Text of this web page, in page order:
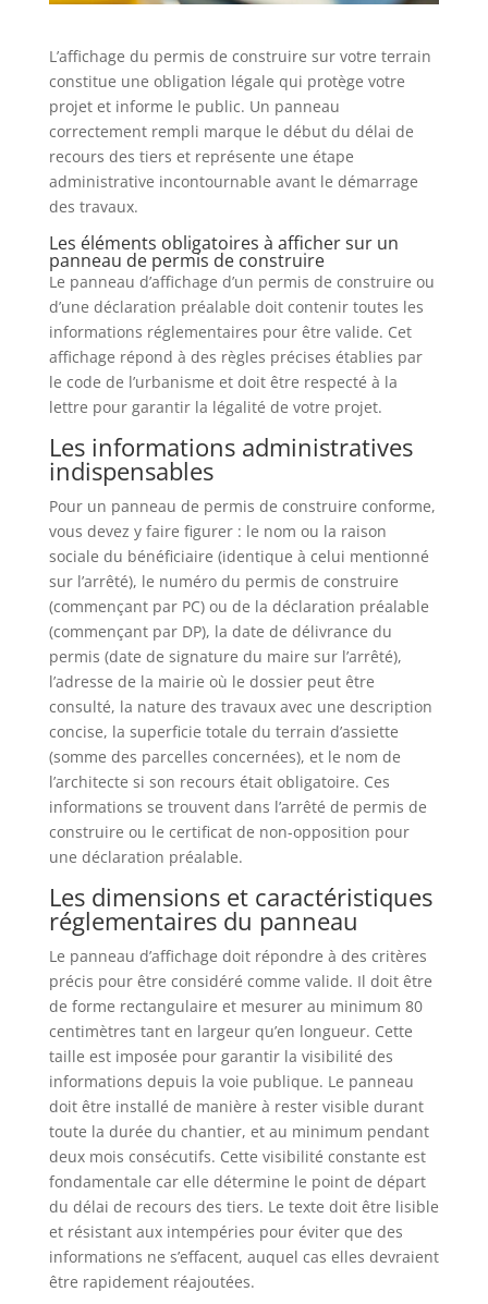
L’affichage du permis de construire sur votre terrain
constitue une obligation légale qui protège votre
projet et informe le public. Un panneau
correctement rempli marque le début du délai de
recours des tiers et représente une étape
administrative incontournable avant le démarrage
des travaux.
Les éléments obligatoires à afficher sur un
panneau de permis de construire
Le panneau d’affichage d’un permis de construire ou
d’une déclaration préalable doit contenir toutes les
informations réglementaires pour être valide. Cet
affichage répond à des règles précises établies par
le code de l’urbanisme et doit être respecté à la
lettre pour garantir la légalité de votre projet.
Les informations administratives
indispensables
Pour un panneau de permis de construire conforme,
vous devez y faire figurer : le nom ou la raison
sociale du bénéficiaire (identique à celui mentionné
sur l’arrêté), le numéro du permis de construire
(commençant par PC) ou de la déclaration préalable
(commençant par DP), la date de délivrance du
permis (date de signature du maire sur l’arrêté),
l’adresse de la mairie où le dossier peut être
consulté, la nature des travaux avec une description
concise, la superficie totale du terrain d’assiette
(somme des parcelles concernées), et le nom de
l’architecte si son recours était obligatoire. Ces
informations se trouvent dans l’arrêté de permis de
construire ou le certificat de non-opposition pour
une déclaration préalable.
Les dimensions et caractéristiques
réglementaires du panneau
Le panneau d’affichage doit répondre à des critères
précis pour être considéré comme valide. Il doit être
de forme rectangulaire et mesurer au minimum 80
centimètres tant en largeur qu’en longueur. Cette
taille est imposée pour garantir la visibilité des
informations depuis la voie publique. Le panneau
doit être installé de manière à rester visible durant
toute la durée du chantier, et au minimum pendant
deux mois consécutifs. Cette visibilité constante est
fondamentale car elle détermine le point de départ
du délai de recours des tiers. Le texte doit être lisible
et résistant aux intempéries pour éviter que des
informations ne s’effacent, auquel cas elles devraient
être rapidement réajoutées.